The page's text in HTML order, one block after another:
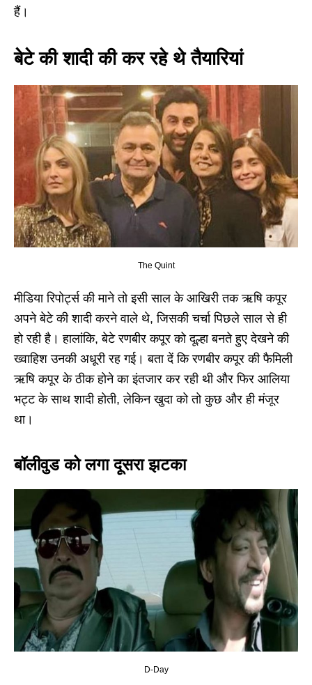
हैं।
बेटे की शादी की कर रहे थे तैयारियां
The Quint
मीडिया रिपोर्ट्स की माने तो इसी साल के आखिरी तक ऋषि कपूर
अपने बेटे की शादी करने वाले थे, जिसकी चर्चा पिछले साल से ही
हो रही है। हालांकि, बेटे रणबीर कपूर को दूल्हा बनते हुए देखने की
ख्वाहिश उनकी अधूरी रह गई। बता दें कि रणबीर कपूर की फैमिली
ऋषि कपूर के ठीक होने का इंतजार कर रही थी और फिर आलिया
भट्ट के साथ शादी होती, लेकिन खुदा को तो कुछ और ही मंजूर
था।
बॉलीवुड को लगा दूसरा झटका
D-Day